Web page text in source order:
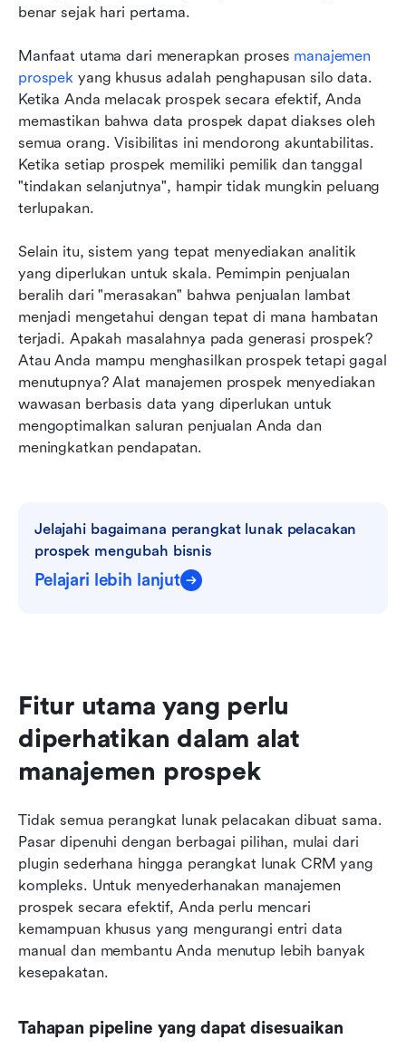
benar sejak hari pertama.
Manfaat utama dari menerapkan proses manajemen
prospek yang khusus adalah penghapusan silo data.
Ketika Anda melacak prospek secara efektif, Anda
memastikan bahwa data prospek dapat diakses oleh
semua orang. Visibilitas ini mendorong akuntabilitas.
Ketika setiap prospek memiliki pemilik dan tanggal
"tindakan selanjutnya", hampir tidak mungkin peluang
terlupakan.
Selain itu, sistem yang tepat menyediakan analitik
yang diperlukan untuk skala. Pemimpin penjualan
beralih dari "merasakan" bahwa penjualan lambat
menjadi mengetahui dengan tepat di mana hambatan
terjadi. Apakah masalahnya pada generasi prospek?
Atau Anda mampu menghasilkan prospek tetapi gagal
menutupnya? Alat manajemen prospek menyediakan
wawasan berbasis data yang diperlukan untuk
mengoptimalkan saluran penjualan Anda dan
meningkatkan pendapatan.
Jelajahi bagaimana perangkat lunak pelacakan
prospek mengubah bisnis
Pelajari lebih lanjut
Fitur utama yang perlu
diperhatikan dalam alat
manajemen prospek
Tidak semua perangkat lunak pelacakan dibuat sama.
Pasar dipenuhi dengan berbagai pilihan, mulai dari
plugin sederhana hingga perangkat lunak CRM yang
kompleks. Untuk menyederhanakan manajemen
prospek secara efektif, Anda perlu mencari
kemampuan khusus yang mengurangi entri data
manual dan membantu Anda menutup lebih banyak
kesepakatan.
Tahapan pipeline yang dapat disesuaikan